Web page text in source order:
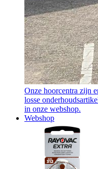
Onze hoorcentra zijn
losse
in onze webshop.
Webshop